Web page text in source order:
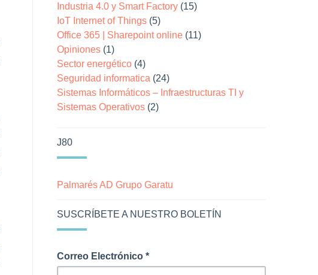
Industria 4.0 y Smart Factory (15)
IoT Internet of Things (5)
Office 365 | Sharepoint online (11)
Opiniones (1)
Sector energético (4)
Seguridad informatica (24)
Sistemas Informáticos – Infraestructuras TI y
Sistemas Operativos (2)
J80
Palmarés AD Grupo Garatu
SUSCRÍBETE A NUESTRO BOLETÍN
Correo Electrónico *